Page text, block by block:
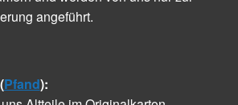
angeführt.
Pfand):